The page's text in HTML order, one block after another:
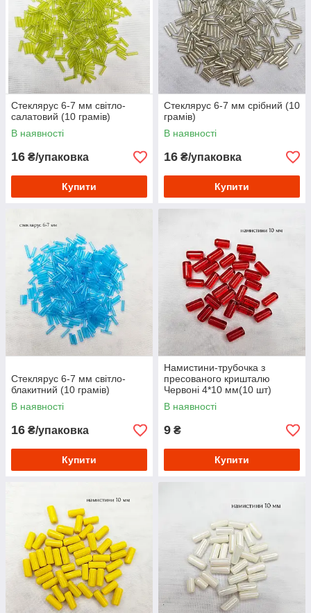
Стеклярус 6-7 мм світло-
салатовий (10 грамів)
В наявності
16 ₴/упаковка
Купити
Стеклярус 6-7 мм срібний (10
грамів)
В наявності
16 ₴/упаковка
Купити
Стеклярус 6-7 мм світло-
блакитний (10 грамів)
В наявності
16 ₴/упаковка
Купити
Намистини-трубочка з
пресованого кришталю
Червоні 4*10 мм(10 шт)
В наявності
9 ₴
Купити